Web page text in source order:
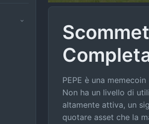
PEPE è una
Non ha un livello di
altamente attiva, un
quotare asset che la